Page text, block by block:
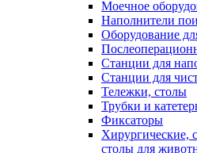
Моечное
Наполнители
Оборудование
Станции для
Станции для
Тележки, столы
Трубки и
Фиксаторы
Хирургические,
столы для